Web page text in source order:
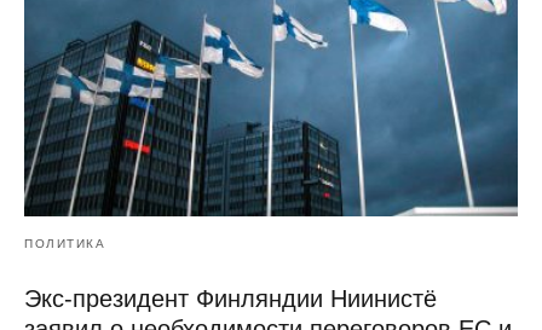
ПОЛИТИКА
Экс-президент Финляндии Ниинистё